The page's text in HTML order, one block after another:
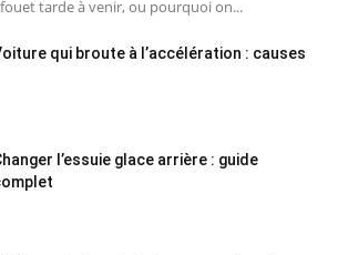
tarde à venir, ou pourquoi on...
qui broute à l’accélération : causes
l’essuie glace arrière : guide